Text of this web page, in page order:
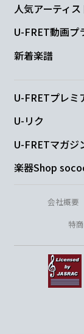
人気アーティ
U-FRET動画プ
新着楽譜
U-FRETプレミ
U-リク
U-FRETマガジ
楽器Shop
会社概要
特